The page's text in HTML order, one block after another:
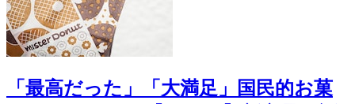
「最高だった」「大満足」国民的お菓